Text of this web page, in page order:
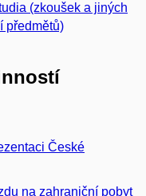
(zkoušek a jiných
předmětů)
České
na zahraniční pobyt